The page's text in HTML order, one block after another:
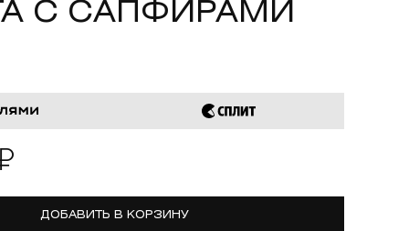
С САПФИРАМИ
ДОБАВИТЬ В КОРЗИНУ